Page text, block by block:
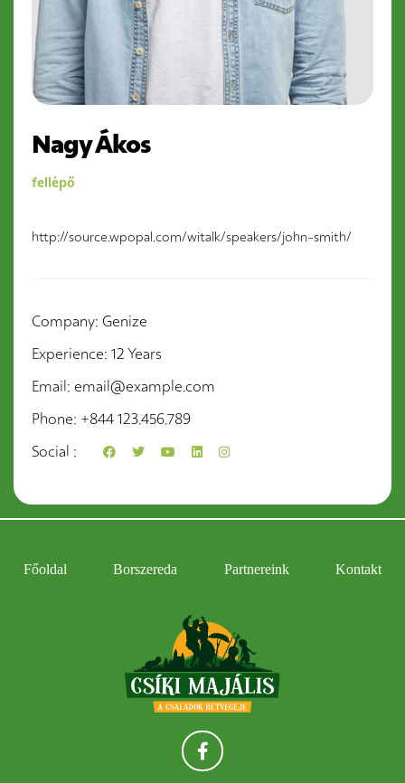
Nagy Ákos
fellépő
http://source.wpopal.com/witalk/speakers/john-smith/
Company Genize
Experience 12 Years
Email email@example.com
Phone +844 123.456.789
Social
Főoldal Borszereda Partnereink Kontakt